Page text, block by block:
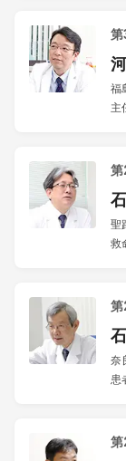
第
福
主
第
聖
救
第
奈
患
第